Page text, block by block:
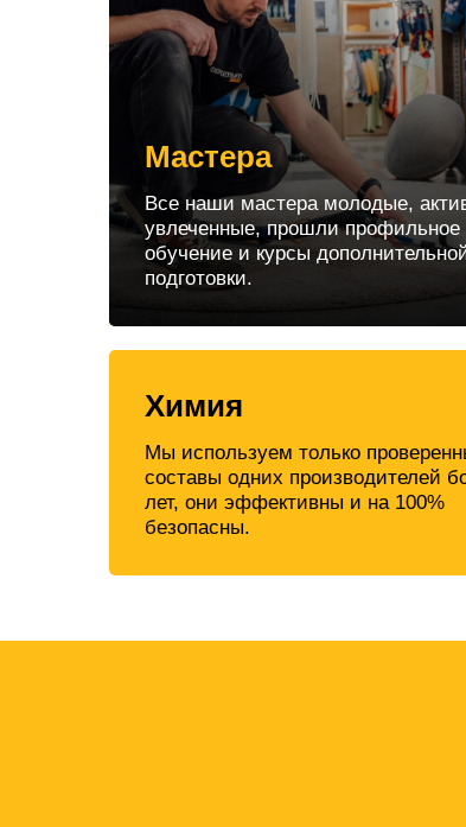
Мастера
Все наши мастера молодые,
увлеченные, прошли профильное
обучение и курсы
подготовки.
Химия
Мы используем только
составы одних производителей
лет, они эффективны и на 100%
безопасны.